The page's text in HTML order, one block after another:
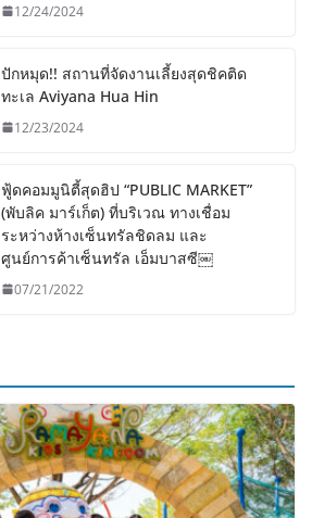
12/24/2024
ปักหมุด!! สถานที่จัดงานเลี้ยงสุดชิคติด
ทะเล Aviyana Hua Hin
12/23/2024
ฟู้ดคอมมูนิตี้สุดฮิป “PUBLIC MARKET”
(พับลิค มาร์เก็ต) ที่บริเวณ ทางเชื่อม
ระหว่างห้างเซ็นทรัลชิดลม และ
ศูนย์การค้าเซ็นทรัล เอ็มบาสซี￼
07/21/2022